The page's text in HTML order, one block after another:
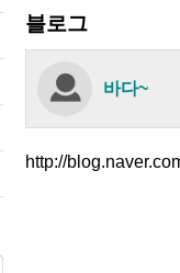
블로그
바다~
http://